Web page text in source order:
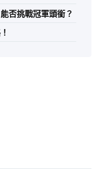
否挑戰冠軍頭銜？